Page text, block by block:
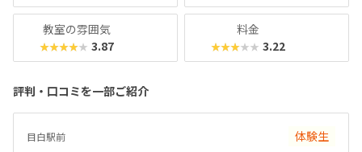
教室の雰囲気
★★★★★ 3.87
料金
★★★★★ 3.22
評判・口コミを一部ご紹介
目白駅前 体験生